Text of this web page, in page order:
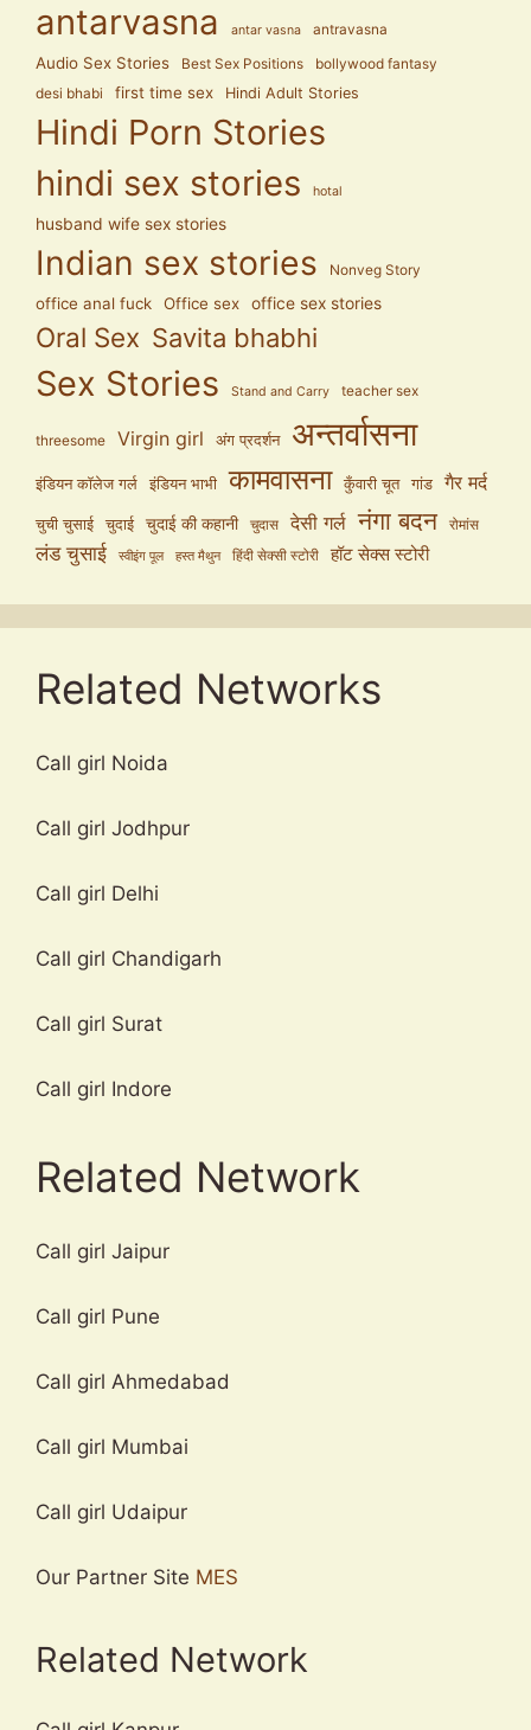
antarvasna antar vasna antravasna
Audio Sex Stories Best Sex Positions
bollywood fantasy
desi bhabi
first time sex Hindi Adult Stories
Hindi Porn Stories
hindi sex stories
hotal
husband wife sex stories
Indian sex stories Nonveg Story
office anal fuck Office sex office sex stories
Oral Sex Savita bhabhi
Sex Stories Stand and Carry teacher sex
threesome Virgin girl अंग प्रदर्शन अन्तर्वासना
इंडियन कॉलेज गर्ल इंडियन भाभी कामवासना कुँवारी चूत गांड गैर मर्द
चुची चुसाई चुदाई चुदाई की कहानी चुदास देसी गर्ल नंगा बदन रोमांस
लंड चुसाई स्वीइंग पूल हस्त मैथुन हिंदी सेक्सी स्टोरी हॉट सेक्स स्टोरी
Related Networks
Call girl Noida
Call girl Jodhpur
Call girl Delhi
Call girl Chandigarh
Call girl Surat
Call girl Indore
Related Network
Call girl Jaipur
Call girl Pune
Call girl Ahmedabad
Call girl Mumbai
Call girl Udaipur
Our Partner Site MES
Related Network